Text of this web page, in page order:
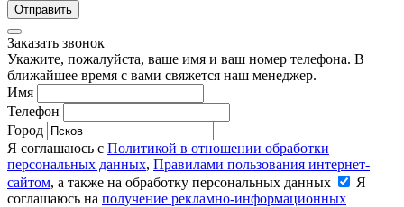
Отправить
Заказать звонок
Укажите, пожалуйста, ваше имя и ваш номер телефона. В
ближайшее время с вами свяжется наш менеджер.
Имя
Телефон
Город
Я соглашаюсь с Политикой в отношении обработки
персональных данных, Правилами пользования интернет-
сайтом, а также на обработку персональных данных
Я
соглашаюсь на получение рекламно-информационных